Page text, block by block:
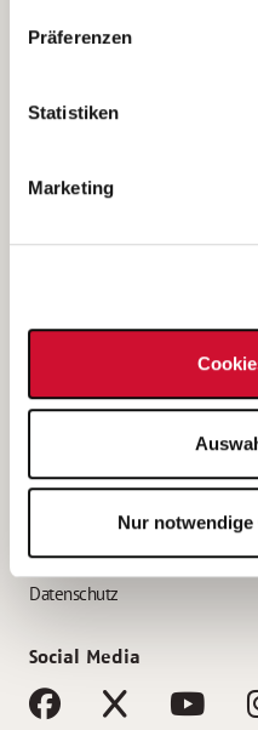
Ihre Einwilligung
indem Sie die Cookie-
unserer
Präferenzen
Statistiken
Marketing
Nur
Kantstraße 45a
(Ein Tochterunternehmen des
e.V.)
Bewerbung als
Bewerbung als Erzieher*in
AWO Gliederungen nach
Impressum
Datenschutz
Social Media